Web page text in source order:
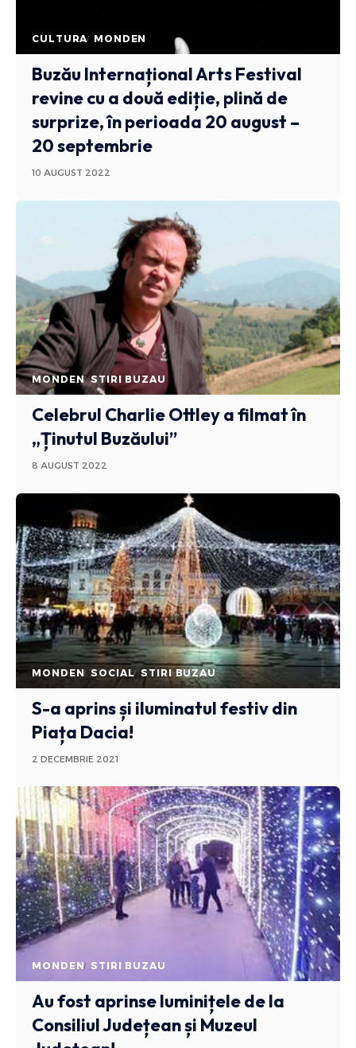
CULTURA MONDEN
Buzău Internațional Arts Festival
revine cu a două ediție, plină de
surprize, în perioada 20 august –
20 septembrie
10 AUGUST 2022
MONDEN STIRI BUZAU
Celebrul Charlie Ottley a filmat în
„Ținutul Buzăului”
8 AUGUST 2022
MONDEN SOCIAL STIRI BUZAU
S-a aprins și iluminatul festiv din
Piața Dacia!
2 DECEMBRIE 2021
MONDEN STIRI BUZAU
Au fost aprinse luminițele de la
Consiliul Județean și Muzeul